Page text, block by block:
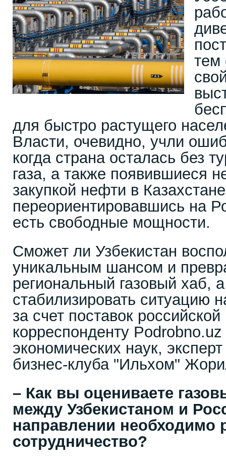
тем
для быстро растущего
Власти, очевидно, учли
когда страна осталась без
газа, а также появившиеся
закупкой нефти в
переориентировавшись на
есть свободные мощности.
Сможет ли Узбекистан
уникальным шансом и
региональный газовый хаб,
стабилизировать ситуацию
за счет поставок
корреспонденту
экономических наук,
бизнес-клуба "Ильхом"
– Как вы оцениваете
между Узбекистаном и
направлении необходимо
сотрудничество?